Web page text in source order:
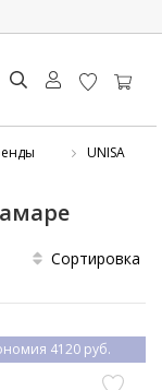
UNISA
Сортировка
4120 руб.